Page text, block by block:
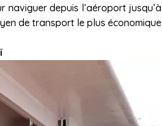
naviguer depuis l’aéroport jusqu’à
de transport le plus économique